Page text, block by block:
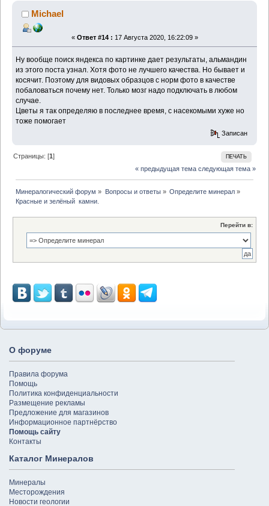
Michael
« Ответ #14 : 17 Августа 2020, 16:22:09 »
Ну вообще поиск яндекса по картинке дает результаты, альмандин
из этого поста узнал. Хотя фото не лучшего качества. Но бывает и
косячит. Поэтому для видовых образцов с норм фото в качестве
побаловаться почему нет. Только мозг надо подключать в любом
случае.
Цветы я так определяю в последнее время, с насекомыми хуже но
тоже помогает
Записан
ПЕЧАТЬ
Страницы: [1]
« предыдущая тема следующая тема »
Минералогический форум » Вопросы и ответы» Определите минерал»
Красные и зелёный  камни.
Перейти в:
О форуме
Правила форума
Помощь
Политика конфиденциальности
Размещение рекламы
Предложение для магазинов
Информационное партнёрство
Помощь сайту
Контакты
Каталог Минералов
Минералы
Месторождения
Новости геологии